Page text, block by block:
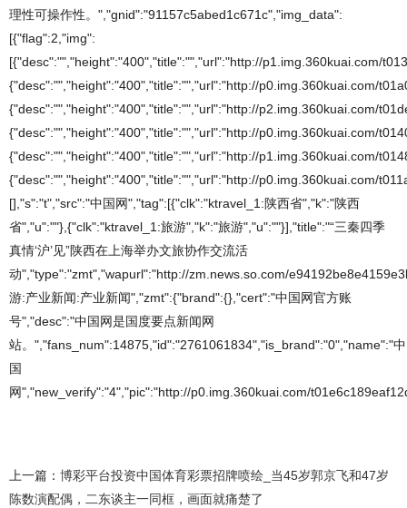
理性可操作性。","gnid":"91157c5abed1c671c","img_data":
[{"flag":2,"img":
[{"desc":"","height":"400","title":"","url":"http://p1.img.360kuai.com/
{"desc":"","height":"400","title":"","url":"http://p0.img.360kuai.com/
{"desc":"","height":"400","title":"","url":"http://p2.img.360kuai.com/
{"desc":"","height":"400","title":"","url":"http://p0.img.360kuai.com/
{"desc":"","height":"400","title":"","url":"http://p1.img.360kuai.com/
{"desc":"","height":"400","title":"","url":"http://p0.img.360kuai.com/
[],"s":"t","src":"中国网","tag":[{"clk":"ktravel_1:陕西省","k":"陕西
省","u":""},{"clk":"ktravel_1:旅游","k":"旅游","u":""}],"title":"“三秦四季
真情‘沪’见”陕西在上海举办文旅协作交流活
动","type":"zmt","wapurl":"http://zm.news.so.com/
游:产业新闻:产业新闻","zmt":{"brand":{},"cert":"中国网官方账
号","desc":"中国网是国度要点新闻网
站。","fans_num":14875,"id":"2761061834","is_brand":"0","name":"中
国
网","new_verify":"4","pic":"http://p0.img.360kuai.com/
上一篇： 博彩平台投资中国体育彩票招牌喷绘_当45岁郭京飞和47岁
陈数演配偶，二东谈主一同框，画面就痛楚了